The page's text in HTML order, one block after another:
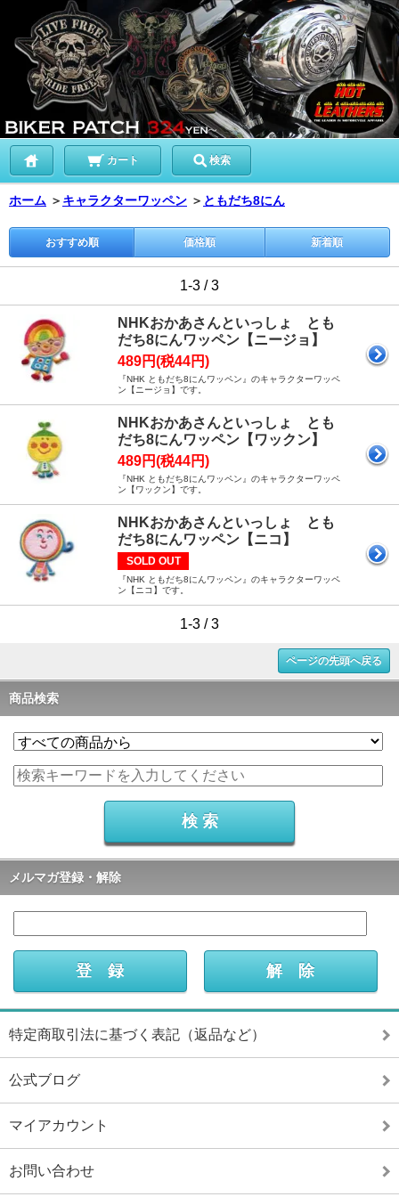
カート 検索
ホーム ＞ キャラクターワッペン ＞ ともだち8にん
おすすめ順 価格順 新着順
1-3 / 3
NHKおかあさんといっしょ とも
だち8にんワッペン【ニージョ】
489円(税44円)
『NHK ともだち8にんワッペン』のキャラクターワッペ
ン【ニージョ】です。
NHKおかあさんといっしょ とも
だち8にんワッペン【ワックン】
489円(税44円)
『NHK ともだち8にんワッペン』のキャラクターワッペ
ン【ワックン】です。
NHKおかあさんといっしょ とも
だち8にんワッペン【ニコ】
SOLD OUT
『NHK ともだち8にんワッペン』のキャラクターワッペ
ン【ニコ】です。
1-3 / 3
ページの先頭へ戻る
商品検索
メルマガ登録・解除
特定商取引法に基づく表記（返品など）
公式ブログ
マイアカウント
お問い合わせ